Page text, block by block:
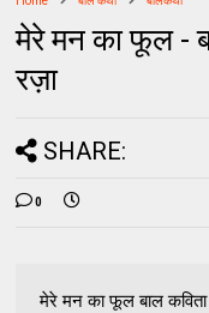
मेरे मन का फूल -
रज़ा
SHARE:
0
मेरे मन का फूल बाल कविता